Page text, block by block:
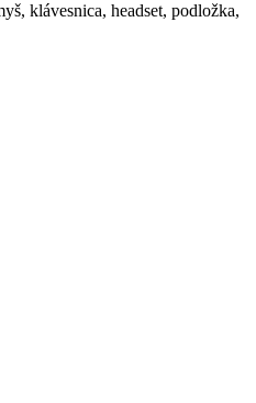
klávesnica, headset, podložka,